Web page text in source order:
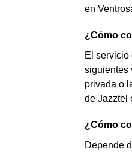
en
¿Cómo
El servicio
siguientes
privada o
de Jazztel
¿Cómo
Depende